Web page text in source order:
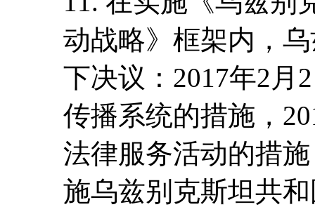
动战略》框架内，
下决议：2017年2月
传播系统的措施，
法律服务活动的措
施乌兹别克斯坦共